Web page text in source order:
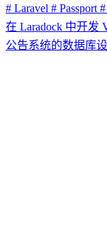
# Laravel # Passport
在 Laradock 中开发
公告系统的数据库